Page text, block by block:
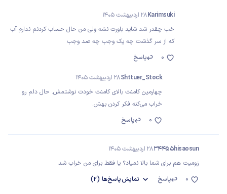
Karimsuki28 اردیبهشت 1405
خب چقدر شد شاید باورت نشه ولی من حال حساب کردنم ندارم آب
که از سر گذشت چه یک وجب چه صد وجب
پاسخ
0
Shttuer_Stock28 اردیبهشت 1405
چهارمین کامنت بالای کامنت خودت نوشتمش. حال دلم رو
خراب می‌کنه فکر کردن بهش.
پاسخ
0
34455hisaosun28 اردیبهشت 1405
زومیت هم برای شما بالا نمیاد؟ یا فقط برای من خراب شد
پاسخ
نمایشپاسخ‌ها (2) 0